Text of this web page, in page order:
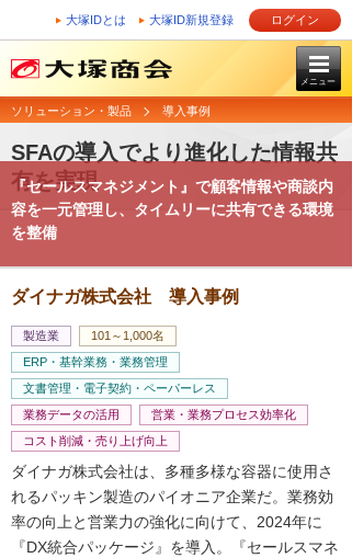
大塚IDとは 大塚ID新規登録 ログイン
メニュー
ソリューション・製品 導入事例
SFAの導入でより進化した情報共
有を実現
『セールスマネジメント』で顧客情報や商談内
容を一元管理し、タイムリーに共有できる環境
を整備
ダイナガ株式会社 導入事例
製造業
101～1,000名
ERP・基幹業務・業務管理
文書管理・電子契約・ペーパーレス
業務データの活用
営業・業務プロセス効率化
コスト削減・売り上げ向上
ダイナガ株式会社は、多種多様な容器に使用さ
れるパッキン製造のパイオニア企業だ。業務効
率の向上と営業力の強化に向けて、2024年に
『DX統合パッケージ』を導入。『セールスマネ